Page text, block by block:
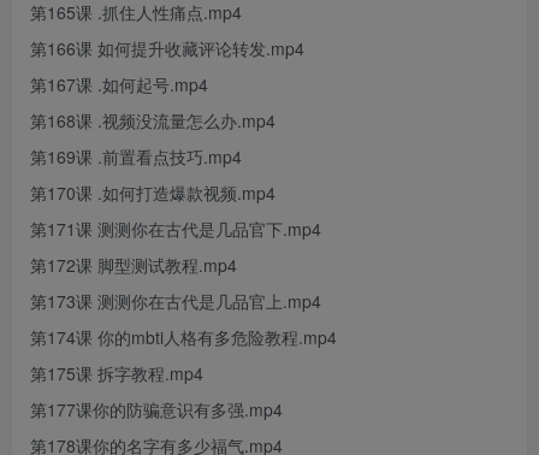
第165课 .抓住人性痛点.mp4
第166课 如何提升收藏评论转发.mp4
第167课 .如何起号.mp4
第168课 .视频没流量怎么办.mp4
第169课 .前置看点技巧.mp4
第170课 .如何打造爆款视频.mp4
第171课 测测你在古代是几品官下.mp4
第172课 脚型测试教程.mp4
第173课 测测你在古代是几品官上.mp4
第174课 你的mbti人格有多危险教程.mp4
第175课 拆字教程.mp4
第177课你的防骗意识有多强.mp4
第178课你的名字有多少福气.mp4